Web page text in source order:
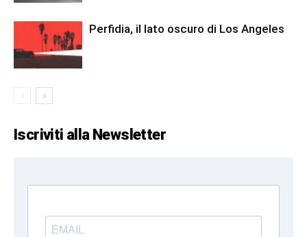
Perfidia, il lato oscuro di Los Angeles
Iscriviti alla Newsletter